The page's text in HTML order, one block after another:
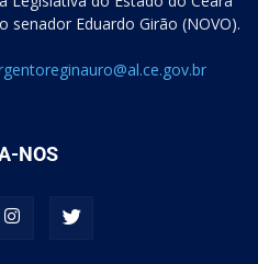
senador Eduardo Girão (NOVO).
NOS